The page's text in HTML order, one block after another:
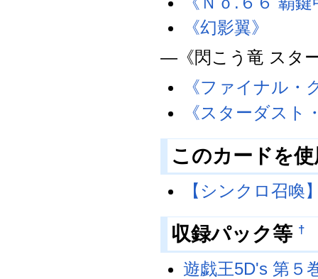
《幻影翼》
―《閃こう竜 スタ
《ファイナル・
《スターダスト
このカードを
【シンクロ召喚
収録パック等 †
遊戯王5D's 第５